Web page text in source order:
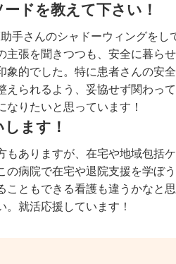
ドを教えて下さい！
手さんのシャドーウィングをし
張を聞きつつも、安全に暮ら
的でした。特に患者さんの安
られるよう、妥協せず関わっ
りたいと思っています！
ます！
ありますが、在宅や地域包括
病院で在宅や退院支援を学ぼ
ともできる看護も違うかなと
就活応援しています！